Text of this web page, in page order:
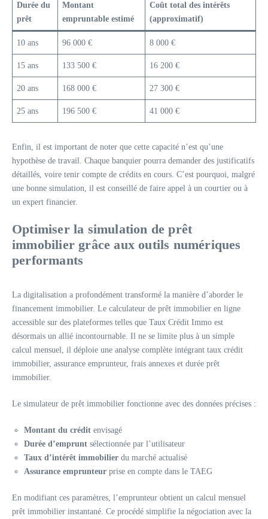
Durée du
prêt
Montant
empruntable estimé
Coût total des intérêts
(approximatif)
10 ans 96 000 € 8 000 €
15 ans 133 500 € 16 200 €
20 ans 168 000 € 27 300 €
25 ans 196 500 € 41 000 €
Enfin, il est important de noter que cette capacité n’est qu’une
hypothèse de travail. Chaque banquier pourra demander des justificatifs
détaillés, voire tenir compte de crédits en cours. C’est pourquoi, malgré
une bonne simulation, il est conseillé de faire appel à un courtier ou à
un expert financier.
Optimiser la simulation de prêt
immobilier grâce aux outils numériques
performants
La digitalisation a profondément transformé la manière d’aborder le
financement immobilier. Le calculateur de prêt immobilier en ligne
accessible sur des plateformes telles que Taux Crédit Immo est
désormais un allié incontournable. Il ne se limite plus à un simple
calcul mensuel, il déploie une analyse complète intégrant taux crédit
immobilier, assurance emprunteur, frais annexes et durée prêt
immobilier.
Le simulateur de prêt immobilier fonctionne avec des données précises :
Montant du crédit envisagé
Durée d’emprunt sélectionnée par l’utilisateur
Taux d’intérêt immobilier du marché actualisé
Assurance emprunteur prise en compte dans le TAEG
En modifiant ces paramètres, l’emprunteur obtient un calcul mensuel
prêt immobilier instantané. Ce procédé simplifie la négociation avec la